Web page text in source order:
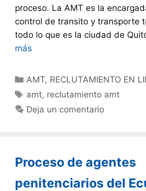
proceso. La AMT es la
control de transito y transporte
todo lo que es la ciudad de
más
AMT, RECLUTAMIENTO EN
amt, reclutamiento amt
Deja un comentario
Proceso de agentes
penitenciarios del